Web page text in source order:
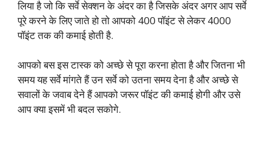
लिया है जो कि सर्वे सेक्शन के अंदर का है जिसके अंदर अगर आप सर्वे
पूरे करने के लिए जाते हो तो आपको 400 पॉइंट से लेकर 4000
पॉइंट तक की कमाई होती है.
आपको बस इस टास्क को अच्छे से पूरा करना होता है और जितना भी
समय यह सर्वे मांगते हैं उन सर्वे को उतना समय देना है और अच्छे से
सवालों के जवाब देने हैं आपको जरूर पॉइंट की कमाई होगी और उसे
आप क्या इसमें भी बदल सकोगे.